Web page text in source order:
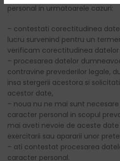
personal in urmatoarele cazuri:
– contestati corectitudinea
lucru survenind pentru un
verificam corectitudinea
– procesarea datelor
contravine prevederilor legale,
insa stergerii acestora si
acestor date,
– noua nu ne mai sunt
caracter personal in scopul
mai aveti nevoie de aceste
exercitarii sau apararii unor
– ati contestat procesarea
caracter personal.